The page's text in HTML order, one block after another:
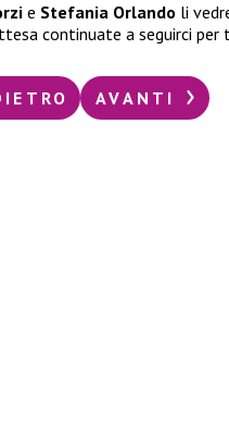
e Stefania Orlando li
continuate a seguirci per
AVANTI